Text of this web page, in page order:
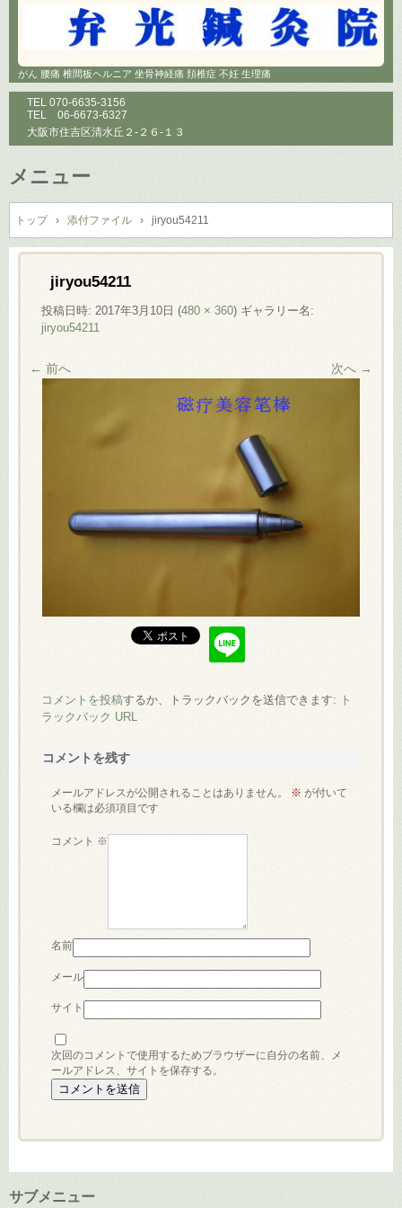
がん 腰痛 椎間板ヘルニア 坐骨神経痛 頚椎症 不妊 生理痛
TEL 070-6635-3156
TEL 06-6673-6327
大阪市住吉区清水丘２-２６-１３
メニュー
コ
ン
テ
ン
トップ › 添付ファイル › jiryou54211
jiryou54211
投稿日時: 2017年3月10日 (480 × 360) ギャラリー名:
jiryou54211
← 前へ 次へ →
コメントを投稿するか、トラックバックを送信できます:
ト
ラックバック URL
コメントを残す
メールアドレスが公開されることはありません。 ※ が付いて
いる欄は必須項目です
コメント ※
名前
メール
サイト
次回のコメントで使用するためブラウザーに自分の名前、メ
ールアドレス、サイトを保存する。
サブメニュー